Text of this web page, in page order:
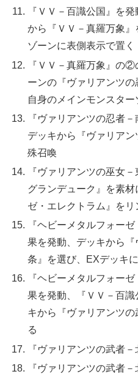
『ＶＶ－百識公国』を
から『ＶＶ－真羅万象
ゾーンに表側表示で置く
『ＶＶ－真羅万象』の
ーンの『ヴァリアンツ
自身のメインモンスタ
『ヴァリアンツの忍者
デッキから『ヴァリア
殊召喚
『ヴァリアンツの巫女
グランデューク』を素
ゼ・エレクトラム』をリ
『ヘビーメタルフォー
果を発動、デッキから
条』を選び、EXデッキ
『ヘビーメタルフォー
果を発動、『ＶＶ－百
キから『ヴァリアンツの
る
『ヴァリアンツの武者
『ヴァリアンツの武者